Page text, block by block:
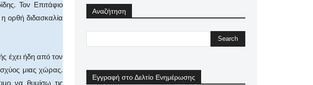
Τον Επιτάφιο
ορθή διδασκαλία
έχει ήδη από τον
μιας χώρας.
να θυμίσω τις
Αναζήτηση
Εγγραφή στο Δελτίο Ενημέρωσης